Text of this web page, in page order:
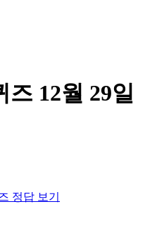
12월 29일
정답 보기